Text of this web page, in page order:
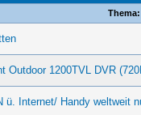
Thema:
Outdoor 1200TVL DVR
ü. Internet/ Handy weltweit